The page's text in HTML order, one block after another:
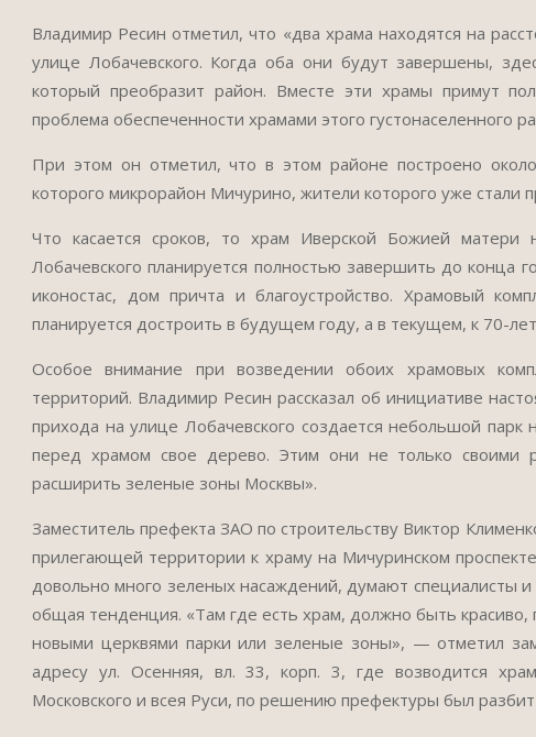
Владимир Ресин отметил, что «два храма находятся на
улице Лобачевского. Когда оба они будут завершены,
который преобразит район. Вместе эти храмы примут
проблема обеспеченности храмами этого густонаселенного
При этом он отметил, что в этом районе построено
которого микрорайон Мичурино, жители которого уже стали
Что касается сроков, то храм Иверской Божией матери
Лобачевского планируется полностью завершить до конца
иконостас, дом причта и благоустройство. Храмовый
планируется достроить в будущем году, а в текущем, к 70-
Особое внимание при возведении обоих храмовых
территорий. Владимир Ресин рассказал об инициативе
прихода на улице Лобачевского создается небольшой парк
перед храмом свое дерево. Этим они не только своими
расширить зеленые зоны Москвы».
Заместитель префекта ЗАО по строительству Виктор
прилегающей территории к храму на Мичуринском
довольно много зеленых насаждений, думают специалисты
общая тенденция. «Там где есть храм, должно быть красиво,
новыми церквями парки или зеленые зоны», — отметил
адресу ул. Осенняя, вл. 33, корп. 3, где возводится
Московского и всея Руси, по решению префектуры был